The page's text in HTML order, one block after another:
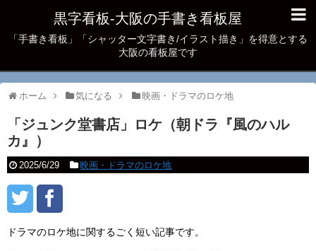
黒字看板‐大阪の手書き看板屋
「手書き看板」「シャッター文字書き/イラスト描き」を得意とする
大阪の看板屋です
ホーム 気になる 映画・ドラマのロケ地
「ジュンク堂書店」ロケ（朝ドラ『風のハル
カ』）
2025/6/29 映画・ドラマのロケ地
ドラマのロケ地に関するごく短い記事です。